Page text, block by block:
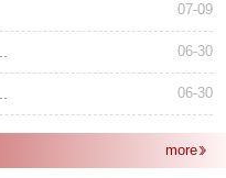
07-09
06-30
06-30
more